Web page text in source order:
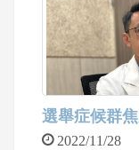
垂會增加心內
部分不需要使
牙齒保健。如
造成牙齒齦感
經過二尖瓣脫
自己使用針劑
選舉症候群
2022/11/28